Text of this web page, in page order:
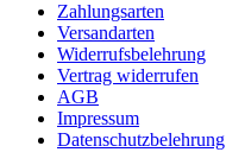
Zahlungsarten
Versandarten
Widerrufsbelehrung
Vertrag widerrufen
AGB
Impressum
Datenschutzbelehrung